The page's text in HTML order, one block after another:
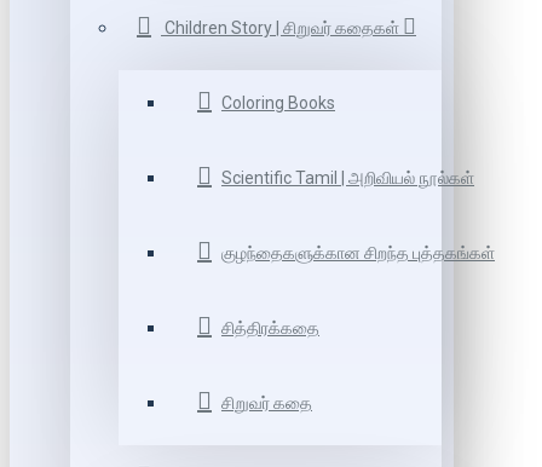
Children Story | சிறுவர் கதைகள்
Coloring Books
Scientific Tamil | அறிவியல் நூல்கள்
குழந்தைகளுக்கான சிறந்த புத்தகங்கள்
சித்திரக்கதை
சிறுவர் கதை